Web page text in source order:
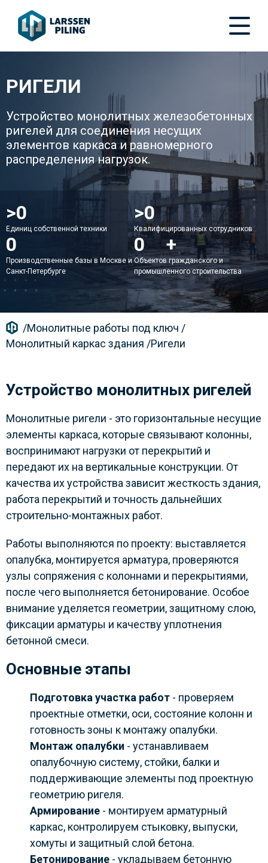
РИГЕЛИ
Устройство монолитных железобетонных
ригелей для соединения несущих
элементов каркаса и равномерного
распределения нагрузок.
>50
Единиц собственной техники
>150
Квалифицированных сотрудников
2
Производственные базы в Москве и
Санкт-Петербурге
200+
Объектов гражданского и
промышленного строительства
/Монолитные работы под ключ /
Монолитный каркас здания /Ригели
Устройство монолитных ригелей
Монолитные ригели - это горизонтальные несущие
элементы каркаса, которые связывают колонны,
воспринимают нагрузки от перекрытий и
передают их на вертикальные конструкции. От
качества их устройства зависит жесткость здания,
работа перекрытий и точность дальнейших
строительно-монтажных работ.
Работы выполняются по проекту: выставляется
опалубка, монтируется арматура, проверяются
узлы сопряжения с колоннами и перекрытиями,
после чего выполняется бетонирование. Особое
внимание уделяется геометрии, защитному слою,
фиксации арматуры и качеству уплотнения
бетонной смеси.
Основные этапы
Подготовка участка работ - проверяем
проектные отметки, оси, состояние колонн и
готовность зоны к монтажу опалубки.
Монтаж опалубки - устанавливаем
опалубочную систему, стойки, балки и
поддерживающие элементы под проектную
геометрию ригеля.
Армирование - монтируем арматурный
каркас, контролируем стыковку, выпуски,
хомуты и защитный слой бетона.
Бетонирование - укладываем бетонную